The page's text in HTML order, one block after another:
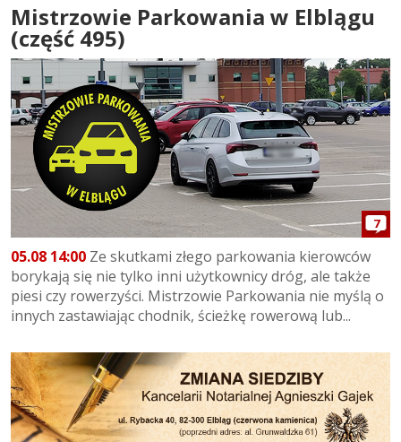
Mistrzowie Parkowania w Elblągu
(część 495)
7
05.08 14:00 Ze skutkami złego parkowania kierowców
borykają się nie tylko inni użytkownicy dróg, ale także
piesi czy rowerzyści. Mistrzowie Parkowania nie myślą o
innych zastawiając chodnik, ścieżkę rowerową lub...